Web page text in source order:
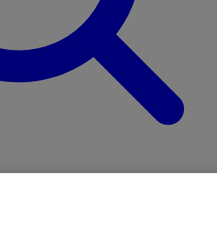
iGaming HubA BOLA SUGEREBarba